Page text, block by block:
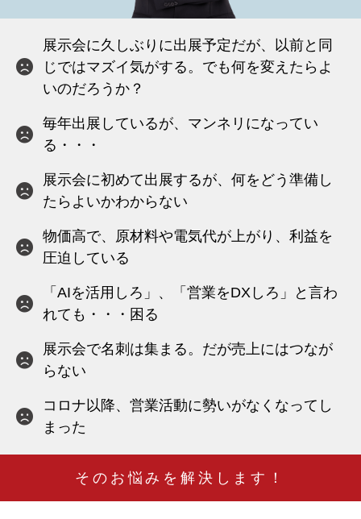
展示会に久しぶりに出展予定だが、以前と同
じではマズイ気がする。でも何を変えたらよ
いのだろうか？
毎年出展しているが、マンネリになってい
る・・・
展示会に初めて出展するが、何をどう準備し
たらよいかわからない
物価高で、原材料や電気代が上がり、利益を
圧迫している
「AIを活用しろ」、「営業をDXしろ」と言わ
れても・・・困る
展示会で名刺は集まる。だが売上にはつなが
らない
コロナ以降、営業活動に勢いがなくなってし
まった​
そのお悩みを解決します！